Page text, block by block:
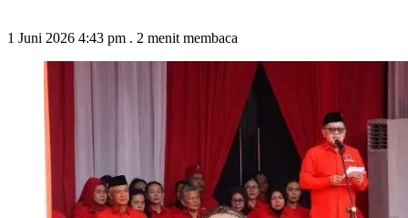
1 Juni 2026 4:43 pm . 2 menit membaca